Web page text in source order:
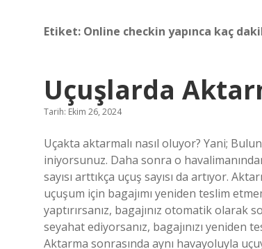
Etiket: Online checkin yapınca kaç
Uçuşlarda
Tarih: Ekim 26, 2024
Uçakta aktarmalı nasıl oluyor? Yani;
iniyorsunuz. Daha sonra o
sayısı arttıkça uçuş sayısı da artıyor.
uçuşum için bagajımı yeniden teslim
yaptırırsanız, bagajınız otomatik olarak
seyahat ediyorsanız, bagajınızı
Aktarma sonrasında aynı havayoluyla